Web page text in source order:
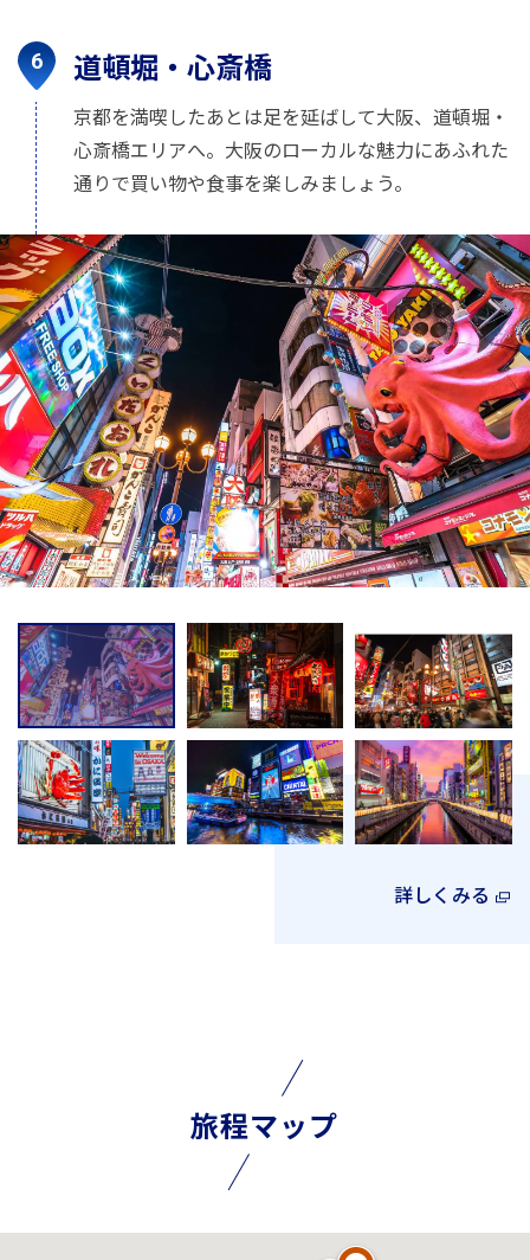
道頓堀・心斎橋
京都を満喫したあとは足を延ばして大阪、道頓堀・
心斎橋エリアへ。大阪のローカルな魅力にあふれた
通りで買い物や食事を楽しみましょう。
詳しくみる
旅程マップ